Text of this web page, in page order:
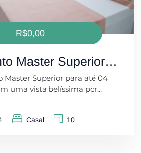
R$0,00
Apartamento Master Superior com Vista
Master Superior para até 04
uma vista belíssima por...
Casal 10